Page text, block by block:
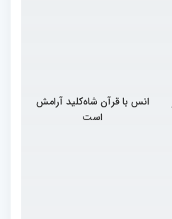
انس با قرآن شاه‌کلید آرامش
است